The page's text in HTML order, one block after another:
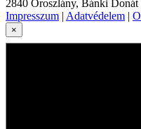
2840 Oroszlány, Bánki Donát
Impresszum | Adatvédelem |
×